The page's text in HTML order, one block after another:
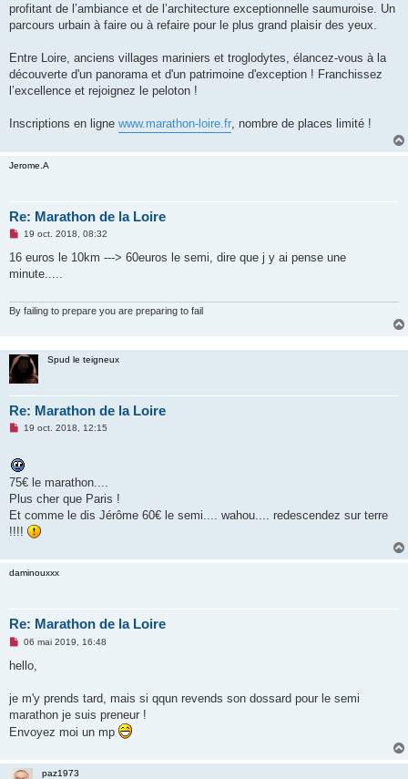
profitant de l’ambiance et de l’architecture exceptionnelle saumuroise. Un
parcours urbain à faire ou à refaire pour le plus grand plaisir des yeux.
Entre Loire, anciens villages mariniers et troglodytes, élancez-vous à la
découverte d'un panorama et d'un patrimoine d'exception ! Franchissez
l’excellence et rejoignez le peloton !
Inscriptions en ligne www.marathon-loire.fr , nombre de places limité !
Jerome.A
Re: Marathon de la Loire
M
s
a
n
u
19 oct. 2018, 08:32
16 euros le 10km ---> 60euros le semi, dire que j y ai pense une
minute.....
By failing to prepare you are preparing to fail
Spud le teigneux
Re: Marathon de la Loire
M
s
a
g
n
o
n
l
19 oct. 2018, 12:15
75€ le marathon....
Plus cher que Paris !
Et comme le dis Jérôme 60€ le semi.... wahou.... redescendez sur terre
!!!!
daminouxxx
Re: Marathon de la Loire
M
s
g
n
o
n
06 mai 2019, 16:48
hello,
je m'y prends tard, mais si qqun revends son dossard pour le semi
marathon je suis preneur !
Envoyez moi un mp
paz1973